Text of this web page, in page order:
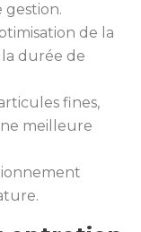
de la
durée de
fines,
meilleure